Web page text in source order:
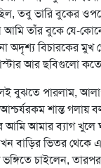
তবু ভারি বুকের
আমি তাঁর বুকে যে-
অদৃশ্য বিচারকের মুখ
পোস্টার আর
বুঝতে পারলাম,
শান্ত
আমার ব্যাগ খুলে
বাড়ির ভিতর থেকে
চাইলেন, তারপর